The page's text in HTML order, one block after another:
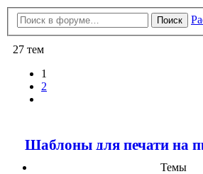
Поиск
27 тем
1
2
Шаблоны для печати на
Темы